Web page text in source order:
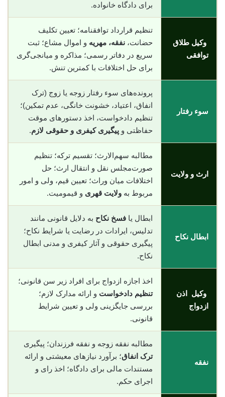
برای دادگاه خانواده.
وکیل طلاق
توافقی
تنظیم قرارداد توافقنامه؛ تعیین تکلیف
حضانت، نفقه، مهریه و اموال مشاع؛ ثبت
سریع در دفاتر رسمی؛ مذاکره و میانجی‌گری
برای حل اختلافات با کمترین تنش.
سوء رفتار
پرونده‌های سوء رفتار زوجه یا زوج (ترک
انفاق، اعتیاد، خشونت خانگی، عدم تمکین)؛
تنظیم دادخواست، اخذ دستورهای موقت
حفاظتی و پیگیری کیفری و حقوقی لازم.
ارث و ولایت
مطالبه سهم‌الارث؛ تقسیم ترکه؛ تنظیم
صورت‌مجلس نقل و انتقال ارث؛ حل
اختلافات میان وراث؛ تعیین قیم، ولی و امور
مربوط به ولایت قهری و قیمومیت.
ابطال نکاح
ابطال یا فسخ نکاح به دلایل قانونی مانند
تدلیس، ایرادات در رضایت یا شرایط نکاح؛
پیگیری حقوقی و آثار کیفری و مدنی ابطال
نکاح.
وکیل اذن
ازدواج
اخذ اجازه ازدواج برای افراد زیر سن قانونی؛
تنظیم دادخواست و ارائه مدارک لازم؛
بررسی جایگزینی ولی و تعیین شرایط
قانونی.
نفقه
مطالبه نفقه زوجه و نفقه فرزندان؛ پیگیری
ترک انفاق؛ برآورد نیازهای معیشتی و ارائه
مستندات مالی برای دادگاه؛ اخذ رای و
اجرای حکم.